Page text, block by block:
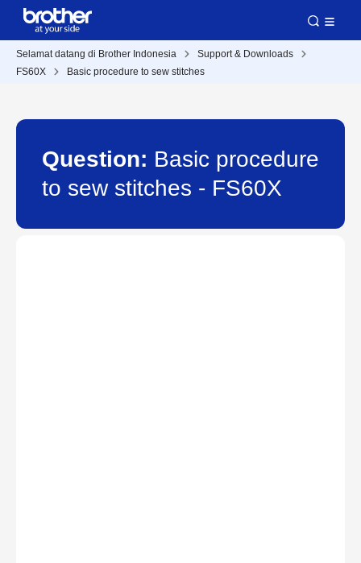
Selamat datang di Brother Indonesia
Support & Downloads
FS60X
Basic procedure to sew stitches
Question: Basic procedure
to sew stitches - FS60X